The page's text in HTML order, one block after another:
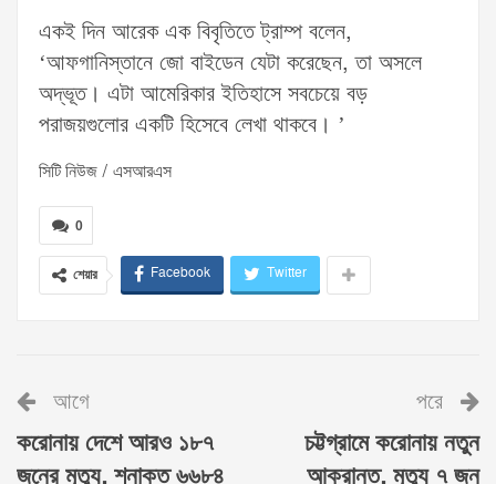
একই দিন আরেক এক বিবৃতিতে ট্রাম্প বলেন,
‘আফগানিস্তানে জো বাইডেন যেটা করেছেন, তা অসলে
অদ্ভূত। এটা আমেরিকার ইতিহাসে সবচেয়ে বড়
পরাজয়গুলোর একটি হিসেবে লেখা থাকবে। ’
সিটি নিউজ / এসআরএস
0
শেয়ার Facebook Twitter
আগে
করোনায় দেশে আরও ১৮৭
পরে
চট্টগ্রামে করোনায় নতুন